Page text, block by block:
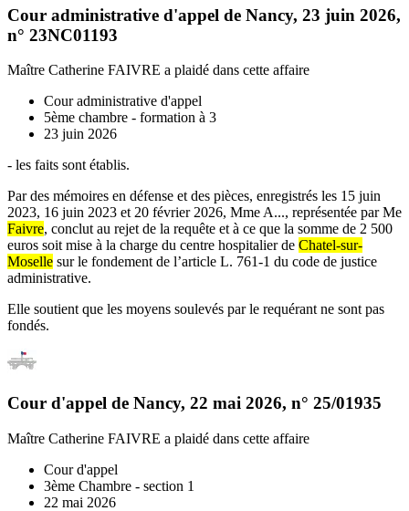
Cour administrative d'appel de Nancy, 23 juin 2026,
n° 23NC01193
Maître Catherine FAIVRE a plaidé dans cette affaire
Cour administrative d'appel
5ème chambre - formation à 3
23 juin 2026
- les faits sont établis.
Par des mémoires en défense et des pièces, enregistrés les 15 juin
2023, 16 juin 2023 et 20 février 2026, Mme A..., représentée par Me
Faivre, conclut au rejet de la requête et à ce que la somme de 2 500
euros soit mise à la charge du centre hospitalier de Chatel-sur-
Moselle sur le fondement de l’article L. 761-1 du code de justice
administrative.
Elle soutient que les moyens soulevés par le requérant ne sont pas
fondés.
Cour d'appel de Nancy, 22 mai 2026, n° 25/01935
Maître Catherine FAIVRE a plaidé dans cette affaire
Cour d'appel
3ème Chambre - section 1
22 mai 2026